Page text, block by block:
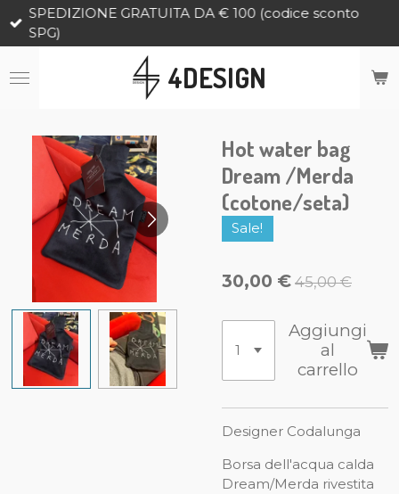
Vai
principale
4DESIGN
SPEDIZIONE GRATUITA DA € 100 (codice sconto
SPG)
Hot water bag
Dream /Merda
(cotone/seta)
Sale!
30,00 € 45,00 €
Aggiungi
al
carrello
Designer Codalunga
Borsa dell'acqua calda
Dream/Merda rivestita